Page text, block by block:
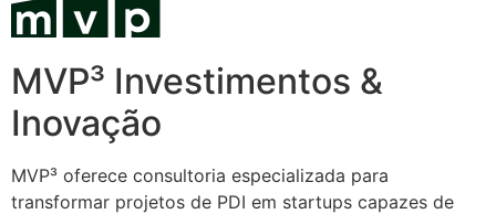
MVP³ Investimentos &
Inovação
MVP³ oferece consultoria especializada para
transformar projetos de PDI em startups capazes de